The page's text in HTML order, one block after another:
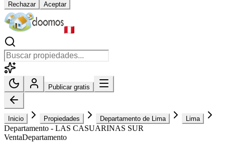
Rechazar Aceptar
Publicar gratis
Inicio Propiedades Departamento de Lima Lima
Departamento - LAS CASUARINAS SUR
VentaDepartamento